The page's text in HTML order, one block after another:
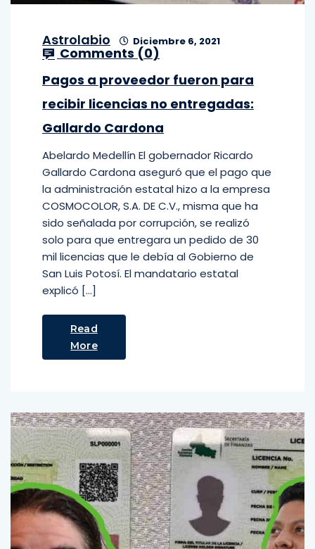
Astrolabio Diciembre 6, 2021
Comments (0)
Pagos a proveedor fueron para
recibir licencias no entregadas:
Gallardo Cardona
Abelardo Medellín El gobernador Ricardo
Gallardo Cardona aseguró que el pago que
la administración estatal hizo a la empresa
COSMOCOLOR, S.A. DE C.V., misma que ha
sido señalada por corrupción, se realizó
solo para que entregara un pedido de 30
mil licencias que le debía al Gobierno de
San Luis Potosí. El mandatario estatal
explicó […]
Read
More